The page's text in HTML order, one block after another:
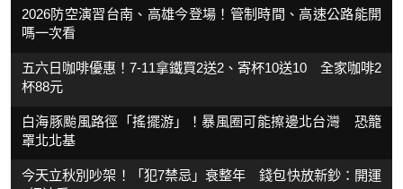
2026防空演習台南、高雄今登場！管制時間、高速公路能開
嗎一次看
五六日咖啡優惠！7-11拿鐵買2送2、寄杯10送10 全家咖啡2
杯88元
白海豚颱風路徑「搖擺游」！暴風圈可能擦邊北台灣 恐籠
罩北北基
今天立秋別吵架！「犯7禁忌」衰整年 錢包快放新鈔：開運